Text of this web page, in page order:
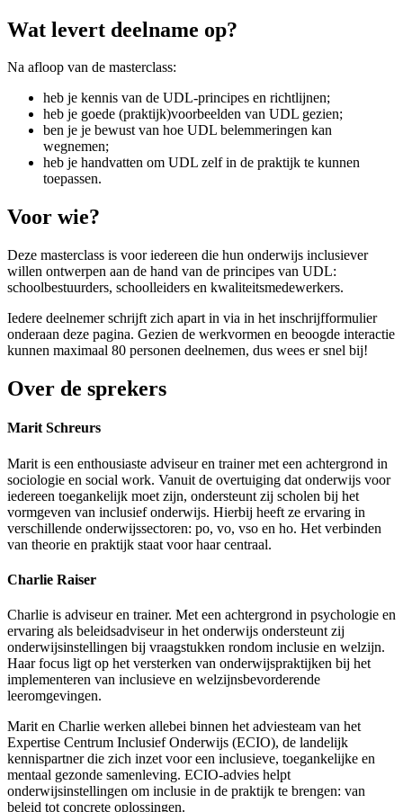
Wat levert deelname op?
Na afloop van de masterclass:
heb je kennis van de UDL-principes en richtlijnen;
heb je goede (praktijk)voorbeelden van UDL gezien;
ben je je bewust van hoe UDL belemmeringen kan
wegnemen;
heb je handvatten om UDL zelf in de praktijk te kunnen
toepassen.
Voor wie?
Deze masterclass is voor iedereen die hun onderwijs inclusiever
willen ontwerpen aan de hand van de principes van UDL:
schoolbestuurders, schoolleiders en kwaliteitsmedewerkers.
Iedere deelnemer schrijft zich apart in via in het inschrijfformulier
onderaan deze pagina. Gezien de werkvormen en beoogde interactie
kunnen maximaal 80 personen deelnemen, dus wees er snel bij!
Over de sprekers
Marit Schreurs
Marit is een enthousiaste adviseur en trainer met een achtergrond in
sociologie en social work. Vanuit de overtuiging dat onderwijs voor
iedereen toegankelijk moet zijn, ondersteunt zij scholen bij het
vormgeven van inclusief onderwijs. Hierbij heeft ze ervaring in
verschillende onderwijssectoren: po, vo, vso en ho. Het verbinden
van theorie en praktijk staat voor haar centraal.
Charlie Raiser
Charlie is adviseur en trainer. Met een achtergrond in psychologie en
ervaring als beleidsadviseur in het onderwijs ondersteunt zij
onderwijsinstellingen bij vraagstukken rondom inclusie en welzijn.
Haar focus ligt op het versterken van onderwijspraktijken bij het
implementeren van inclusieve en welzijnsbevorderende
leeromgevingen.
Marit en Charlie werken allebei binnen het adviesteam van het
Expertise Centrum Inclusief Onderwijs (ECIO), de landelijk
kennispartner die zich inzet voor een inclusieve, toegankelijke en
mentaal gezonde samenleving. ECIO-advies helpt
onderwijsinstellingen om inclusie in de praktijk te brengen: van
beleid tot concrete oplossingen.